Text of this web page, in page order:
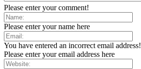
Please enter your comment!
Please enter your name here
You have entered an incorrect email address!
Please enter your email address here